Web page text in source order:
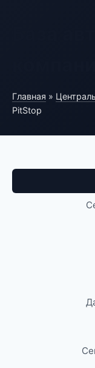
Главная »
PitStop